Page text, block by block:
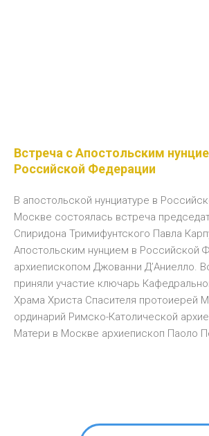
Встреча с Апостольским
Российской Федерации
В апостольской нунциатуре в
Москве состоялась встреча
Спиридона Тримифунтского Павла
Апостольским нунцием в Российской
архиепископом Джованни Д’Аниелло.
приняли участие ключарь
Храма Христа Спасителя протоиерей
ординарий Римско-Католической
Матери в Москве архиепископ Паоло